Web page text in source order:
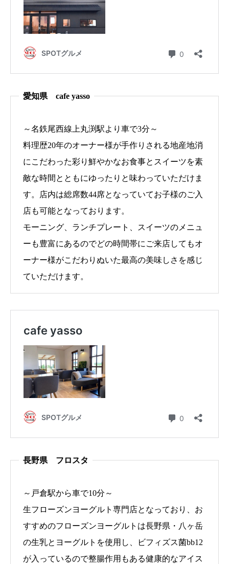
愛知県 cafe yasso
～名鉄尾西線上丸渕駅より車で3分～
料理歴20年のオーナー様が手作りされる地産地消
にこだわった彩り鮮やかなお食事とスイーツを素
敵な時間とともにゆったりと味わっていただけま
す。店内は総席数44席となっていてお子様のご入
店も可能となっております。
モーニング、ランチプレート、スイーツのメニュ
ーも豊富にあるのでどの時間帯にご来店してもオ
ーナー様がこだわりぬいた最高の美味しさを感じ
ていただけます。
長野県 フロスタ
～戸倉駅から車で10分～
生フローズンヨーグルト専門店となっており、お
すすめのフローズンヨーグルトは長野県・八ヶ岳
の生乳とヨーグルトを使用し、ビフィズス菌bb12
が入っているので整腸作用もある健康的なアイス